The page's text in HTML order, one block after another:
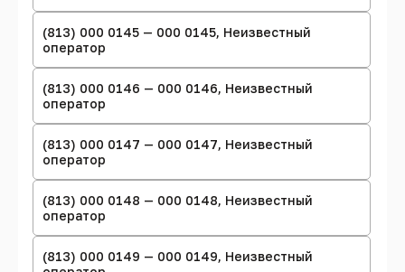
(813) 000 0145 — 000 0145, Неизвестный
оператор
(813) 000 0146 — 000 0146, Неизвестный
оператор
(813) 000 0147 — 000 0147, Неизвестный
оператор
(813) 000 0148 — 000 0148, Неизвестный
оператор
(813) 000 0149 — 000 0149, Неизвестный